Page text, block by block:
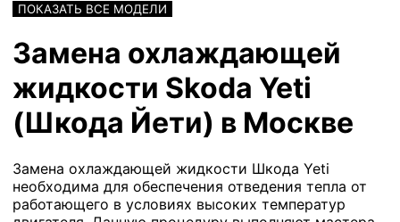
ПОКАЗАТЬ ВСЕ МОДЕЛИ
Замена охлаждающей
жидкости Skoda Yeti
(Шкода Йети) в Москве
Замена охлаждающей жидкости Шкода Yeti
необходима для обеспечения отведения тепла от
работающего в условиях высоких температур